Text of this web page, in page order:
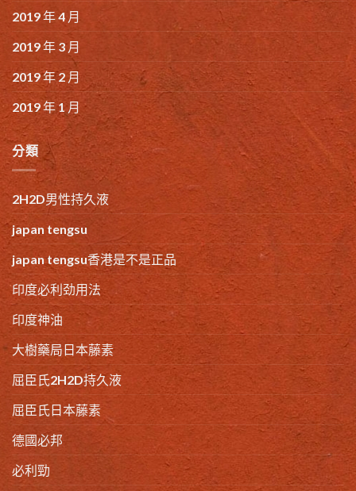
2019 年 4 月
2019 年 3 月
2019 年 2 月
2019 年 1 月
分類
2H2D男性持久液
japan tengsu
japan tengsu香港是不是正品
印度必利劲用法
印度神油
大樹藥局日本藤素
屈臣氏2H2D持久液
屈臣氏日本藤素
德國必邦
必利勁